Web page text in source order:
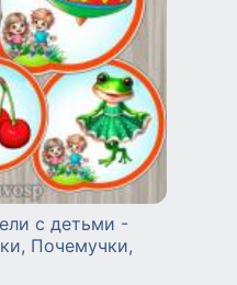
с детьми -
Почемучки,